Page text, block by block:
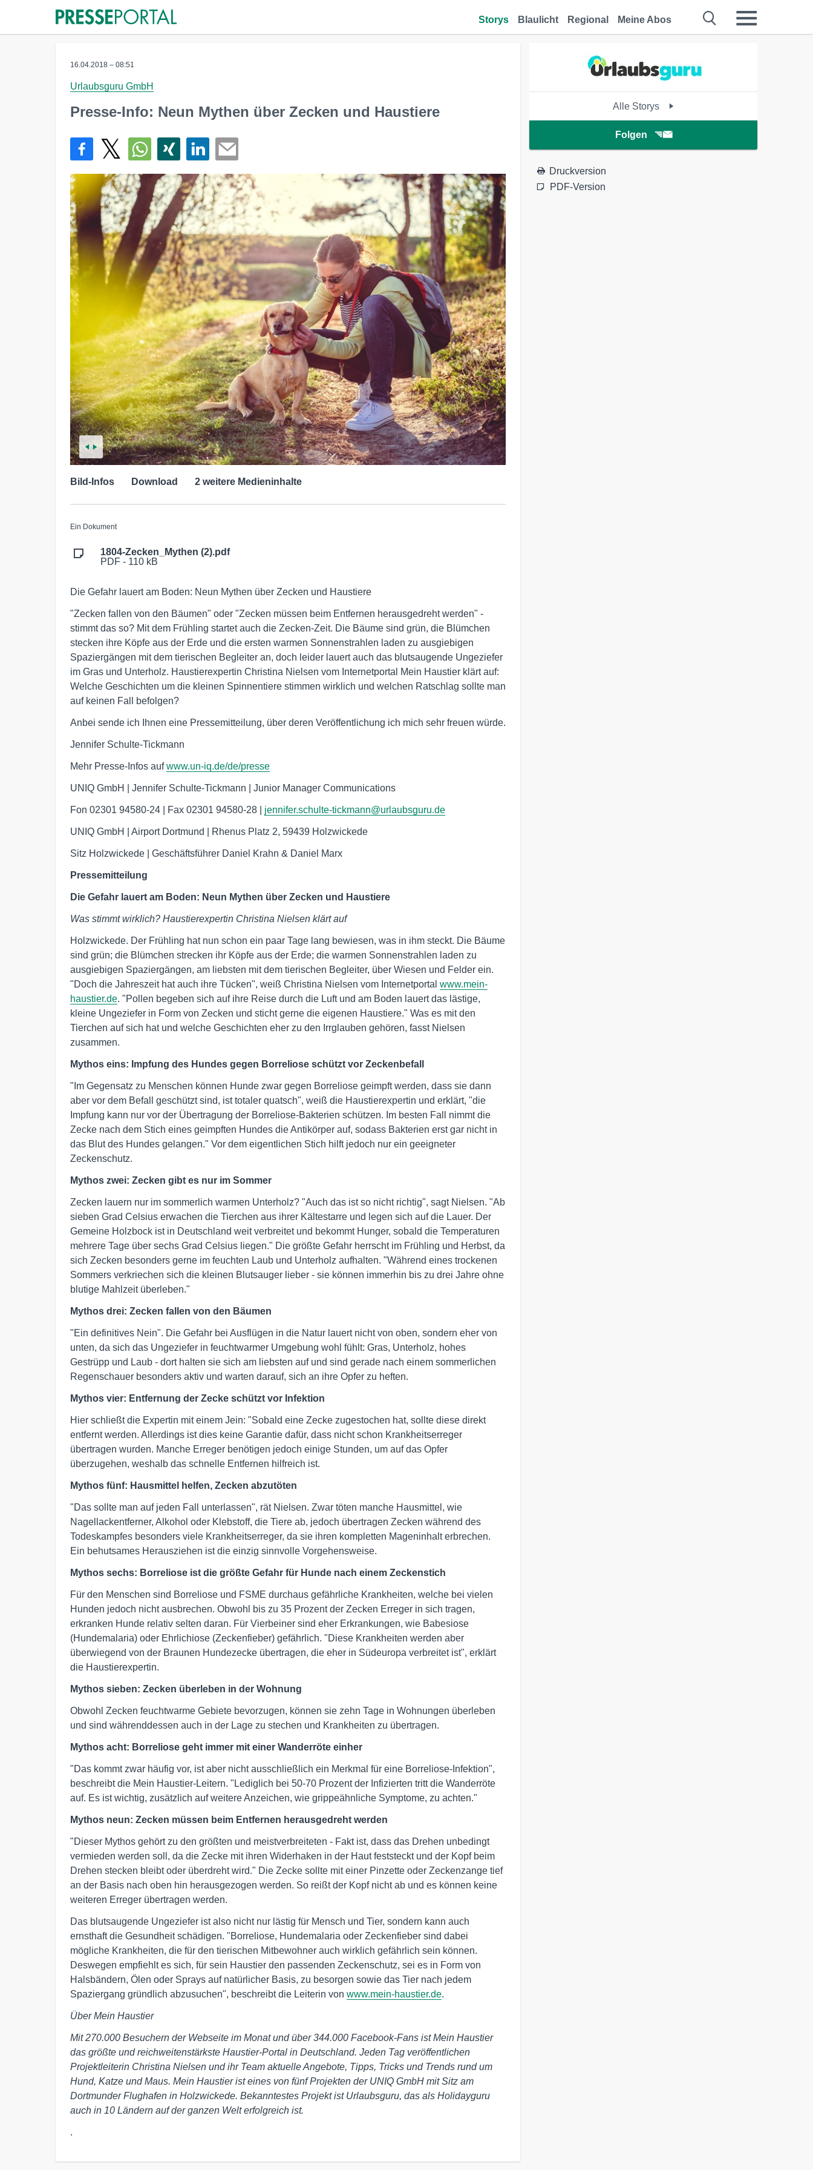
Storys Blaulicht Regional Meine Abos
16.04.2018 – 08:51
Urlaubsguru GmbH
Presse-Info: Neun Mythen über Zecken und Haustiere
Bild-Infos Download 2 weitere Medieninhalte
Ein Dokument
1804-Zecken_Mythen (2).pdf
PDF - 110 kB
Die Gefahr lauert am Boden: Neun Mythen über Zecken und Haustiere
"Zecken fallen von den Bäumen" oder "Zecken müssen beim Entfernen herausgedreht werden" -
stimmt das so? Mit dem Frühling startet auch die Zecken-Zeit. Die Bäume sind grün, die Blümchen
stecken ihre Köpfe aus der Erde und die ersten warmen Sonnenstrahlen laden zu ausgiebigen
Spaziergängen mit dem tierischen Begleiter an, doch leider lauert auch das blutsaugende Ungeziefer
im Gras und Unterholz. Haustierexpertin Christina Nielsen vom Internetportal Mein Haustier klärt auf:
Welche Geschichten um die kleinen Spinnentiere stimmen wirklich und welchen Ratschlag sollte man
auf keinen Fall befolgen?
Anbei sende ich Ihnen eine Pressemitteilung, über deren Veröffentlichung ich mich sehr freuen würde.
Jennifer Schulte-Tickmann
Mehr Presse-Infos aufwww.un-iq.de/de/presse
UNIQ GmbH | Jennifer Schulte-Tickmann | Junior Manager Communications
Fon 02301 94580-24 | Fax 02301 94580-28 | jennifer.schulte-tickmann@urlaubsguru.de
UNIQ GmbH | Airport Dortmund | Rhenus Platz 2, 59439 Holzwickede
Sitz Holzwickede | Geschäftsführer Daniel Krahn & Daniel Marx
Pressemitteilung
Die Gefahr lauert am Boden: Neun Mythen über Zecken und Haustiere
Was stimmt wirklich? Haustierexpertin Christina Nielsen klärt auf
Holzwickede. Der Frühling hat nun schon ein paar Tage lang bewiesen, was in ihm steckt. Die Bäume
sind grün; die Blümchen strecken ihr Köpfe aus der Erde; die warmen Sonnenstrahlen laden zu
ausgiebigen Spaziergängen, am liebsten mit dem tierischen Begleiter, über Wiesen und Felder ein.
"Doch die Jahreszeit hat auch ihre Tücken", weiß Christina Nielsen vom Internetportal www.mein-
haustier.de. "Pollen begeben sich auf ihre Reise durch die Luft und am Boden lauert das lästige,
kleine Ungeziefer in Form von Zecken und sticht gerne die eigenen Haustiere." Was es mit den
Tierchen auf sich hat und welche Geschichten eher zu den Irrglauben gehören, fasst Nielsen
zusammen.
Mythos eins: Impfung des Hundes gegen Borreliose schützt vor Zeckenbefall
"Im Gegensatz zu Menschen können Hunde zwar gegen Borreliose geimpft werden, dass sie dann
aber vor dem Befall geschützt sind, ist totaler quatsch", weiß die Haustierexpertin und erklärt, "die
Impfung kann nur vor der Übertragung der Borreliose-Bakterien schützen. Im besten Fall nimmt die
Zecke nach dem Stich eines geimpften Hundes die Antikörper auf, sodass Bakterien erst gar nicht in
das Blut des Hundes gelangen." Vor dem eigentlichen Stich hilft jedoch nur ein geeigneter
Zeckenschutz.
Mythos zwei: Zecken gibt es nur im Sommer
Zecken lauern nur im sommerlich warmen Unterholz? "Auch das ist so nicht richtig", sagt Nielsen. "Ab
sieben Grad Celsius erwachen die Tierchen aus ihrer Kältestarre und legen sich auf die Lauer. Der
Gemeine Holzbock ist in Deutschland weit verbreitet und bekommt Hunger, sobald die Temperaturen
mehrere Tage über sechs Grad Celsius liegen." Die größte Gefahr herrscht im Frühling und Herbst, da
sich Zecken besonders gerne im feuchten Laub und Unterholz aufhalten. "Während eines trockenen
Sommers verkriechen sich die kleinen Blutsauger lieber - sie können immerhin bis zu drei Jahre ohne
blutige Mahlzeit überleben."
Mythos drei: Zecken fallen von den Bäumen
"Ein definitives Nein". Die Gefahr bei Ausflügen in die Natur lauert nicht von oben, sondern eher von
unten, da sich das Ungeziefer in feuchtwarmer Umgebung wohl fühlt: Gras, Unterholz, hohes
Gestrüpp und Laub - dort halten sie sich am liebsten auf und sind gerade nach einem sommerlichen
Regenschauer besonders aktiv und warten darauf, sich an ihre Opfer zu heften.
Mythos vier: Entfernung der Zecke schützt vor Infektion
Hier schließt die Expertin mit einem Jein: "Sobald eine Zecke zugestochen hat, sollte diese direkt
entfernt werden. Allerdings ist dies keine Garantie dafür, dass nicht schon Krankheitserreger
übertragen wurden. Manche Erreger benötigen jedoch einige Stunden, um auf das Opfer
überzugehen, weshalb das schnelle Entfernen hilfreich ist.
Mythos fünf: Hausmittel helfen, Zecken abzutöten
"Das sollte man auf jeden Fall unterlassen", rät Nielsen. Zwar töten manche Hausmittel, wie
Nagellackentferner, Alkohol oder Klebstoff, die Tiere ab, jedoch übertragen Zecken während des
Todeskampfes besonders viele Krankheitserreger, da sie ihren kompletten Mageninhalt erbrechen.
Ein behutsames Herausziehen ist die einzig sinnvolle Vorgehensweise.
Mythos sechs: Borreliose ist die größte Gefahr für Hunde nach einem Zeckenstich
Für den Menschen sind Borreliose und FSME durchaus gefährliche Krankheiten, welche bei vielen
Hunden jedoch nicht ausbrechen. Obwohl bis zu 35 Prozent der Zecken Erreger in sich tragen,
erkranken Hunde relativ selten daran. Für Vierbeiner sind eher Erkrankungen, wie Babesiose
(Hundemalaria) oder Ehrlichiose (Zeckenfieber) gefährlich. "Diese Krankheiten werden aber
überwiegend von der Braunen Hundezecke übertragen, die eher in Südeuropa verbreitet ist", erklärt
die Haustierexpertin.
Mythos sieben: Zecken überleben in der Wohnung
Obwohl Zecken feuchtwarme Gebiete bevorzugen, können sie zehn Tage in Wohnungen überleben
und sind währenddessen auch in der Lage zu stechen und Krankheiten zu übertragen.
Mythos acht: Borreliose geht immer mit einer Wanderröte einher
"Das kommt zwar häufig vor, ist aber nicht ausschließlich ein Merkmal für eine Borreliose-Infektion",
beschreibt die Mein Haustier-Leitern. "Lediglich bei 50-70 Prozent der Infizierten tritt die Wanderröte
auf. Es ist wichtig, zusätzlich auf weitere Anzeichen, wie grippeähnliche Symptome, zu achten."
Mythos neun: Zecken müssen beim Entfernen herausgedreht werden
"Dieser Mythos gehört zu den größten und meistverbreiteten - Fakt ist, dass das Drehen unbedingt
vermieden werden soll, da die Zecke mit ihren Widerhaken in der Haut feststeckt und der Kopf beim
Drehen stecken bleibt oder überdreht wird." Die Zecke sollte mit einer Pinzette oder Zeckenzange tief
an der Basis nach oben hin herausgezogen werden. So reißt der Kopf nicht ab und es können keine
weiteren Erreger übertragen werden.
Das blutsaugende Ungeziefer ist also nicht nur lästig für Mensch und Tier, sondern kann auch
ernsthaft die Gesundheit schädigen. "Borreliose, Hundemalaria oder Zeckenfieber sind dabei
mögliche Krankheiten, die für den tierischen Mitbewohner auch wirklich gefährlich sein können.
Deswegen empfiehlt es sich, für sein Haustier den passenden Zeckenschutz, sei es in Form von
Halsbändern, Ölen oder Sprays auf natürlicher Basis, zu besorgen sowie das Tier nach jedem
Spaziergang gründlich abzusuchen", beschreibt die Leiterin von www.mein-haustier.de.
Über Mein Haustier
Mit 270.000 Besuchern der Webseite im Monat und über 344.000 Facebook­-Fans ist Mein Haustier
das größte und reichweitenstärkste Haustier-Portal in Deutschland. Jeden Tag veröffentlichen
Projektleiterin Christina Nielsen und ihr Team aktuelle Angebote, Tipps, Tricks und Trends rund um
Hund, Katze und Maus. Mein Haustier ist eines von fünf Projekten der UNIQ GmbH mit Sitz am
Dortmunder Flughafen in Holzwickede. Bekanntestes Projekt ist Urlaubsguru, das als Holidayguru
auch in 10 Ländern auf der ganzen Welt erfolgreich ist.
.
Alle Storys
Folgen
Druckversion
PDF-Version